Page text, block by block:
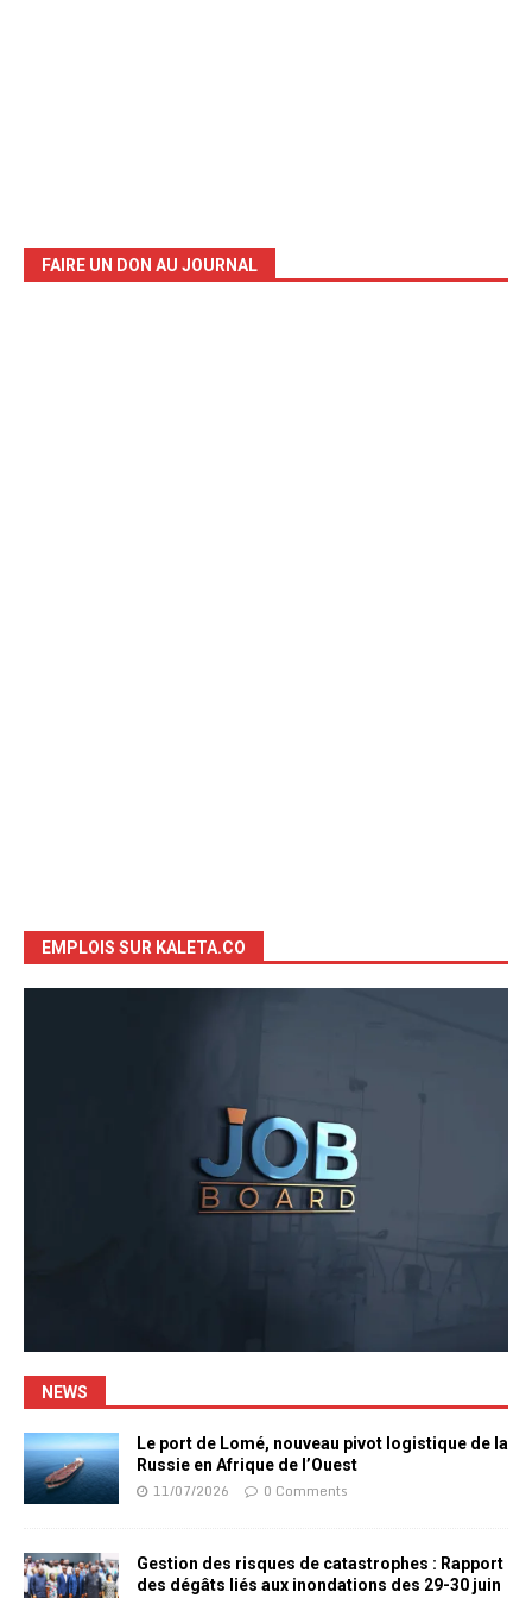
FAIRE UN DON AU JOURNAL
EMPLOIS SUR KALETA.CO
NEWS
Le port de Lomé, nouveau pivot logistique de la
Russie en Afrique de l’Ouest
11/07/2026 0 Comments
Gestion des risques de catastrophes : Rapport
des dégâts liés aux inondations des 29-30 juin